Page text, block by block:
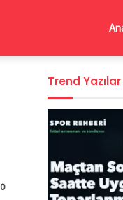
0
Trend Yazılar